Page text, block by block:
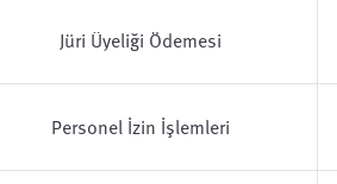
Jüri Üyeliği Ödemesi
Personel İzin İşlemleri